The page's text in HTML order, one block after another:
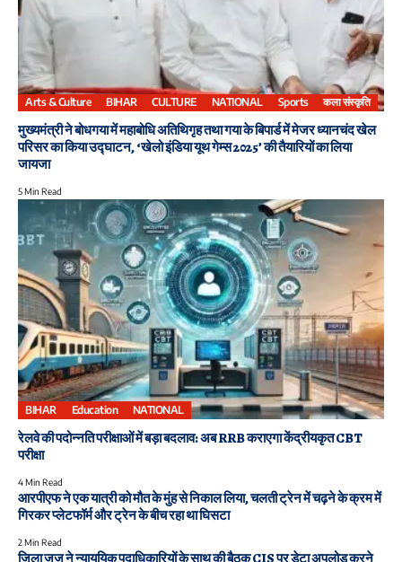
Arts & Culture BIHAR CULTURE NATIONAL Sports कला संस्कृति
मुख्यमंत्री ने बोधगया में महाबोधि अतिथिगृह तथा गया के बिपार्ड में मेजर ध्यानचंद खेल
परिसर का किया उद्घाटन, ‘खेलो इंडिया यूथ गेम्स 2025’ की तैयारियों का लिया
जायजा
5 Min Read
BIHAR Education NATIONAL
रेलवे की पदोन्नति परीक्षाओं में बड़ा बदलाव: अब RRB कराएगा केंद्रीयकृत CBT
परीक्षा
4 Min Read
आरपीएफ ने एक यात्री को मौत के मुंह से निकाल लिया, चलती ट्रेन में चढ़ने के क्रम में
गिरकर प्लेटफॉर्म और ट्रेन के बीच रहा था घिसटा
2 Min Read
जिला जज ने न्याययिक पदाधिकारियों के साथ की बैठक CIS पर डेटा अपलोड करने